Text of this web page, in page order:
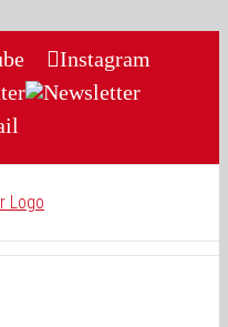
Instagram